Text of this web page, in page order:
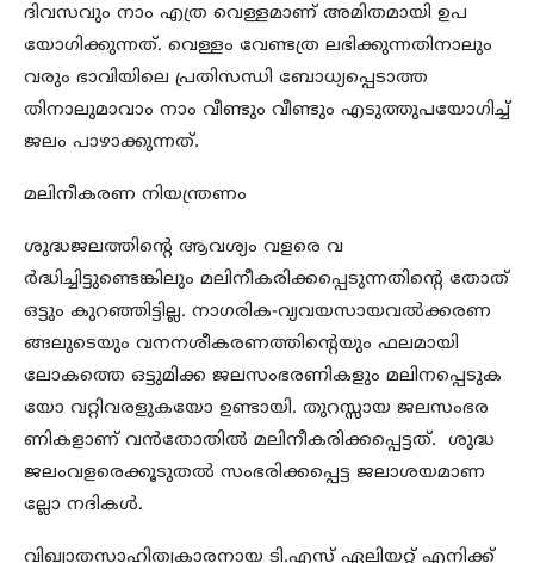
ദിവസവും നാം എത്ര വെള്ളമാണ് അമിതമായി ഉപ
യോഗിക്കുന്നത്. വെള്ളം വേണ്ടത്ര ലഭിക്കുന്നതിനാലും
വരും ഭാവിയിലെ പ്രതിസന്ധി ബോധ്യപ്പെടാത്ത
തിനാലുമാവാം നാം വീണ്ടും വീണ്ടും എടുത്തുപയോഗിച്ച്
ജലം പാഴാക്കുന്നത്.
മലിനീകരണ നിയന്ത്രണം
ശുദ്ധജലത്തിന്റെ ആവശ്യം വളരെ വ
ര്‍ദ്ധിച്ചിട്ടുണ്ടെങ്കിലും മലിനീകരിക്കപ്പെടുന്നതിന്റെ തോത്
ഒട്ടും കുറഞ്ഞിട്ടില്ല. നാഗരിക-വ്യവയസായവല്‍ക്കരണ
ങ്ങലുടെയും വനനശീകരണത്തിന്റെയും ഫലമായി
ലോകത്തെ ഒട്ടുമിക്ക ജലസംഭരണികളും മലിനപ്പെടുക
യോ വറ്റിവരളുകയോ ഉണ്ടായി. തുറസ്സായ ജലസംഭര
ണികളാണ് വന്‍തോതില്‍ മലിനീകരിക്കപ്പെട്ടത്. ശുദ്ധ
ജലംവളരെക്കൂടുതല്‍ സംഭരിക്കപ്പെട്ട ജലാശയമാണ
ല്ലോ നദികള്‍.
വിഖ്യാതസാഹിത്യകാരനായ ടി.എസ് ഏലിയറ്റ് എനിക്ക്